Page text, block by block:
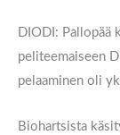
DIODI: Pallopää
peliteemaiseen
pelaaminen oli
Biohartsista